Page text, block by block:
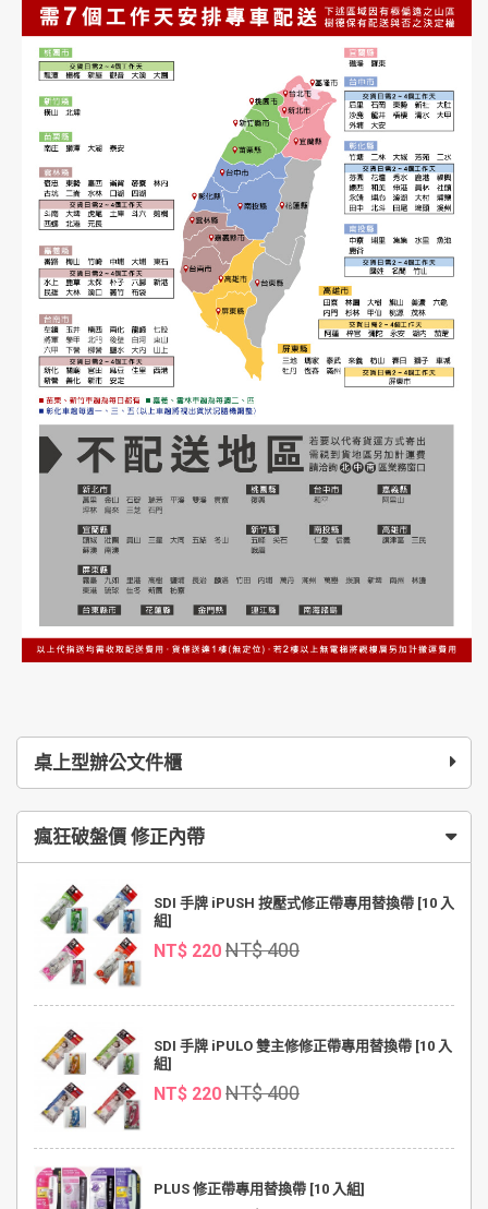
桌上型辦公文件櫃
瘋狂破盤價 修正內帶
SDI 手牌 iPUSH 按壓式修正帶專用替換帶 [10 入
組]
NT$ 220 NT$ 400
SDI 手牌 iPULO 雙主修修正帶專用替換帶 [10 入
組]
NT$ 220 NT$ 400
PLUS 修正帶專用替換帶 [10 入組]